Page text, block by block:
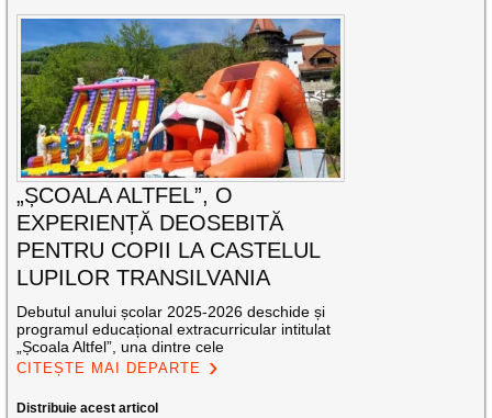
„ȘCOALA ALTFEL”, O
EXPERIENȚĂ DEOSEBITĂ
PENTRU COPII LA CASTELUL
LUPILOR TRANSILVANIA
Debutul anului școlar 2025-2026 deschide și
programul educațional extracurricular intitulat
„Școala Altfel”, una dintre cele
CITEȘTE MAI DEPARTE
Distribuie acest articol